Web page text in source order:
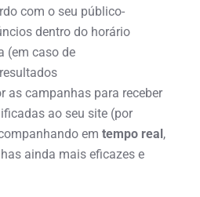
com o seu público-
dentro do horário
(em caso de
as campanhas para receber
ao seu site (por
em tempo real ,
ainda mais eficazes e